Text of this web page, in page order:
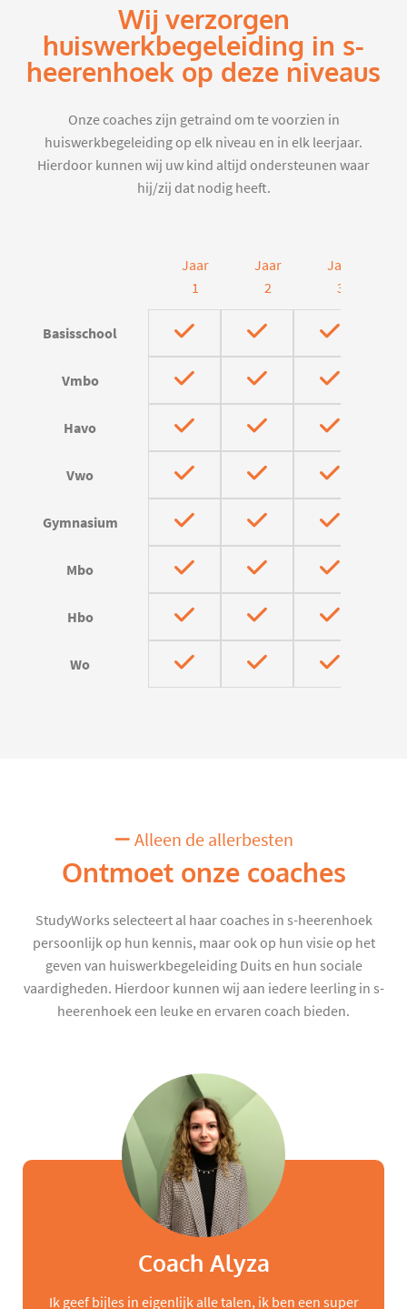
Wij verzorgen
huiswerkbegeleiding in s-
heerenhoek op deze niveaus
Onze coaches zijn getraind om te voorzien in
huiswerkbegeleiding op elk niveau en in elk leerjaar.
Hierdoor kunnen wij uw kind altijd ondersteunen waar
hij/zij dat nodig heeft.
Jaar
1
Jaar
2
Jaar
3
Basisschool
Vmbo
Havo
Vwo
Gymnasium
Mbo
Hbo
Wo
Alleen de allerbesten
Ontmoet onze coaches
StudyWorks selecteert al haar coaches in s-heerenhoek
persoonlijk op hun kennis, maar ook op hun visie op het
geven van huiswerkbegeleiding Duits en hun sociale
vaardigheden. Hierdoor kunnen wij aan iedere leerling in s-
heerenhoek een leuke en ervaren coach bieden.
Coach Alyza
Ik geef bijles in eigenlijk alle talen, ik ben een super